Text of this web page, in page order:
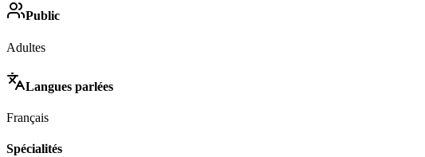
Public
Adultes
Langues parlées
Français
Spécialités